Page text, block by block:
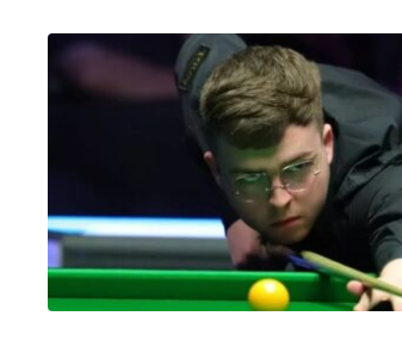
четвертьфинала в Crucible, одержал